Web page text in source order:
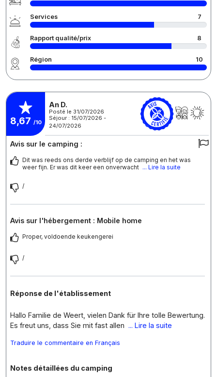
Services 7
Rapport qualité/prix 8
Région 10
8,67 /10
An D.
Posté le 31/07/2026
Séjour : 15/07/2026 -
24/07/2026
Avis sur le camping :
Dit was reeds ons derde verblijf op de camping en het was
weer fijn. Er was dit keer een onverwacht ... Lire la suite
/
Avis sur l'hébergement : Mobile home
Proper, voldoende keukengerei
/
Réponse de l'établissement
Hallo Familie de Weert, vielen Dank für Ihre tolle Bewertung.
Es freut uns, dass Sie mit fast allen ... Lire la suite
Traduire le commentaire en Français
Notes détaillées du camping